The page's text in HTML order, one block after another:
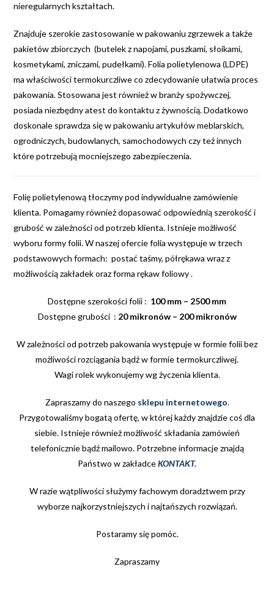
nieregularnych kształtach.
Znajduje szerokie zastosowanie w pakowaniu zgrzewek a także
pakietów zbiorczych (butelek z napojami, puszkami, słoikami,
kosmetykami, zniczami, pudełkami). Folia polietylenowa (LDPE)
ma właściwości termokurczliwe co zdecydowanie ułatwia proces
pakowania. Stosowana jest również w branży spożywczej,
posiada niezbędny atest do kontaktu z żywnością. Dodatkowo
doskonale sprawdza się w pakowaniu artykułów meblarskich,
ogrodniczych, budowlanych, samochodowych czy też innych
które potrzebują mocniejszego zabezpieczenia.
Folię polietylenową tłoczymy pod indywidualne zamówienie
klienta. Pomagamy również dopasować odpowiednią szerokość i
grubość w zależności od potrzeb klienta. Istnieje możliwość
wyboru formy folii. W naszej ofercie folia występuje w trzech
podstawowych formach: postać taśmy, półrękawa wraz z
możliwością zakładek oraz forma rękaw foliowy .
Dostępne szerokości folii : 100 mm – 2500 mm
Dostępne grubości : 20 mikronów – 200 mikronów
W zależności od potrzeb pakowania występuje w formie folii bez
możliwości rozciągania bądź w formie termokurczliwej.
Wagi rolek wykonujemy wg życzenia klienta.
Zapraszamy do naszego sklepu internetowego.
Przygotowaliśmy bogatą ofertę, w której każdy znajdzie coś dla
siebie. Istnieje również możliwość składania zamówień
telefonicznie bądź mailowo. Potrzebne informacje znajdą
Państwo w zakładceKONTAKT.
W razie wątpliwości służymy fachowym doradztwem przy
wyborze najkorzystniejszych i najtańszych rozwiązań.
Postaramy się pomóc.
Zapraszamy